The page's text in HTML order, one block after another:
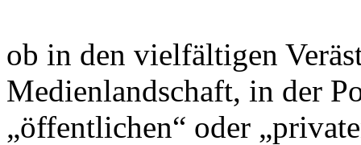
ob in den vielfältigen
Medienlandschaft, in der
„öffentlichen“ oder